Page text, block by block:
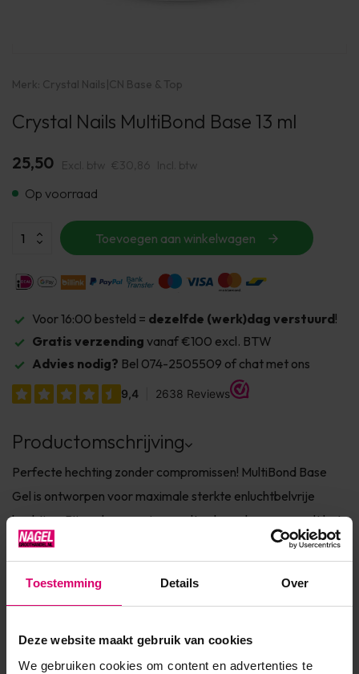
Toestemming Details Over
Deze website maakt gebruik van cookies
We gebruiken cookies om content en advertenties te
Merk: Crystal Nails|CN Base & Top
Crystal Nails MultiBond Base 13 ml
25,50 Excl. btw €30,86 Incl. btw
Op voorraad
Toevoegen aan winkelwagen
Voor 16:00 besteld = dezelfde (werk)dag verstuurd!
Gratis verzending vanaf €100 excl. BTW
Advies nodig? Bel 074-2505509 of chat met ons
Productomschrijving
Perfecte hechting zonder compromissen! MultiBond Base
Gel is ontworpen voor maximale sterkte enluchtbelvrije
hechting. Bij aanbrengen in een ultradunne laag versmelt het
bijna onzichtbaar met de natuurlijkenagel en vormt het een
nagelplaat en deaangebrachte producten. Geschikt voor
Toon meer